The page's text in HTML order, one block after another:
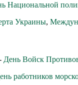
Национальной
Украины,
День Войск
работников